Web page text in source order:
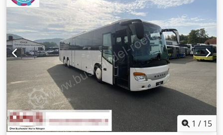
1 / 15